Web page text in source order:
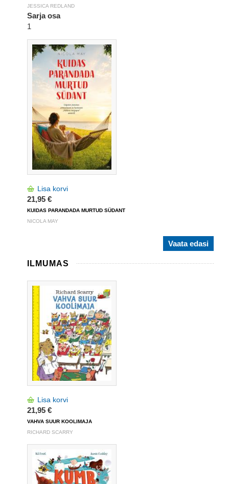
JESSICA REDLAND
Sarja osa
1
Lisa korvi
21,95 €
KUIDAS PARANDADA MURTUD SÜDANT
NICOLA MAY
Vaata edasi
ILMUMAS
Lisa korvi
21,95 €
VAHVA SUUR KOOLIMAJA
RICHARD SCARRY